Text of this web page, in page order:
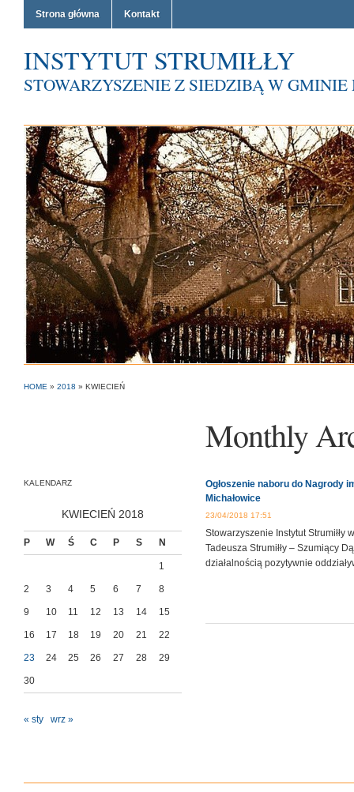
Strona główna Kontakt
INSTYTUT STRUMIŁŁY
STOWARZYSZENIE Z SIEDZIBĄ W
HOME » 2018 » KWIECIEŃ
Monthly
KALENDARZ
KWIECIEŃ 2018
P W Ś C P S N
1
2 3 4 5 6 7 8
9 10 11 12 13 14 15
16 17 18 19 20 21 22
23 24 25 26 27 28 29
30
« sty wrz »
Ogłoszenie naboru do Nagrody
Michałowice
23/04/2018 17:51
Stowarzyszenie Instytut
Tadeusza Strumiłły – Szumiący
działalnością pozytywnie